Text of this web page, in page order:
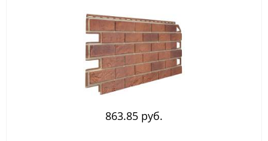
863.85 руб.